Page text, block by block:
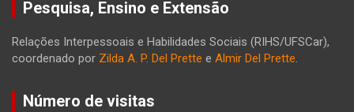
Pesquisa, Ensino e Extensão
Relações Interpessoais e Habilidades Sociais (RIHS/UFSCar),
coordenado por Zilda A. P. Del Prette e Almir Del Prette.
Número de visitas